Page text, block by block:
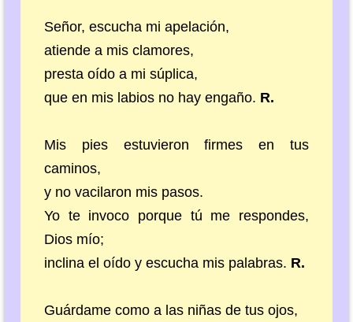
Señor, escucha mi apelación,
atiende a mis clamores,
presta oído a mi súplica,
que en mis labios no hay engaño. R.
Mis pies estuvieron firmes en tus
caminos,
y no vacilaron mis pasos.
Yo te invoco porque tú me respondes,
Dios mío;
inclina el oído y escucha mis palabras. R.
Guárdame como a las niñas de tus ojos,